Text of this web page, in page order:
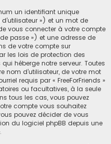
un identifiant unique
») et un mot de
vous connecter à votre compte
passe ») et une adresse de
de votre compte sur
les lois de protection des
héberge notre serveur. Toutes
nom d’utilisateur, de votre mot
requis par « FreeForFriends »
ou facultatives, à la seule
tous les cas, vous pouvez
compte vous souhaitez
pouvez décider de vous
du logiciel phpBB depuis une